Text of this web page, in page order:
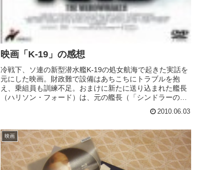
映画「K-19」の感想
冷戦下、ソ連の新型潜水艦K-19の処女航海で起きた実話を
元にした映画。財政難で設備はあちこちにトラブルを抱
え、乗組員も訓練不足。おまけに新たに送り込まれた艦長
（ハリソン・フォード）は、元の艦長（「シンドラーのリ
2010.06.03
映画